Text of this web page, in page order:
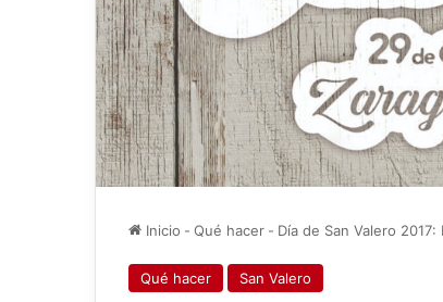
Inicio - Qué hacer - Día de San Valero
Qué hacer San Valero